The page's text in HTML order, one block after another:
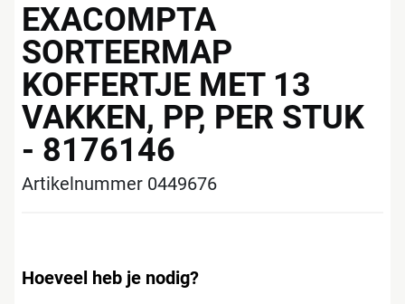
EXACOMPTA
SORTEERMAP
KOFFERTJE MET 13
VAKKEN, PP, PER STUK
- 8176146
Artikelnummer 0449676
Hoeveel heb je nodig?